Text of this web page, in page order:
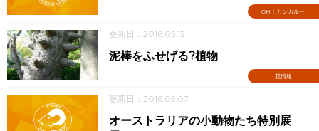
OH！カンガルー
更新日：2016.05.12
花情報
泥棒をふせげる?植物
更新日：2016.05.07
オーストラリアの小動物たち特別展